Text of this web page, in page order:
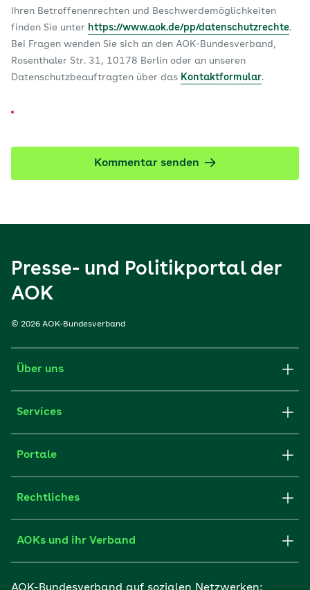
Ihren Betroffenenrechten und Beschwerdemöglichkeiten
finden Sie unter https://www.aok.de/pp/datenschutzrechte.
Bei Fragen wenden Sie sich an den AOK-Bundesverband,
Rosenthaler Str. 31, 10178 Berlin oder an unseren
Datenschutzbeauftragten über das Kontaktformular.
Kommentar senden
Presse- und Politikportal der
AOK
© 2026 AOK-Bundesverband
Über uns
Services
Portale
Rechtliches
AOKs und ihr Verband